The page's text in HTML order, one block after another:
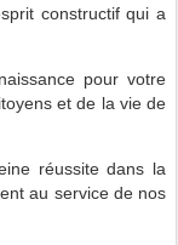
constructif qui a
pour votre
et de la vie de
réussite dans la
au service de nos